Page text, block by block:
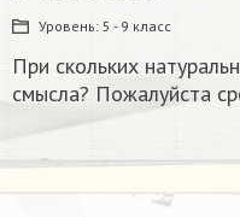
Уровень: 5 - 9 класс
При скольких
смысла? Пожалуйста